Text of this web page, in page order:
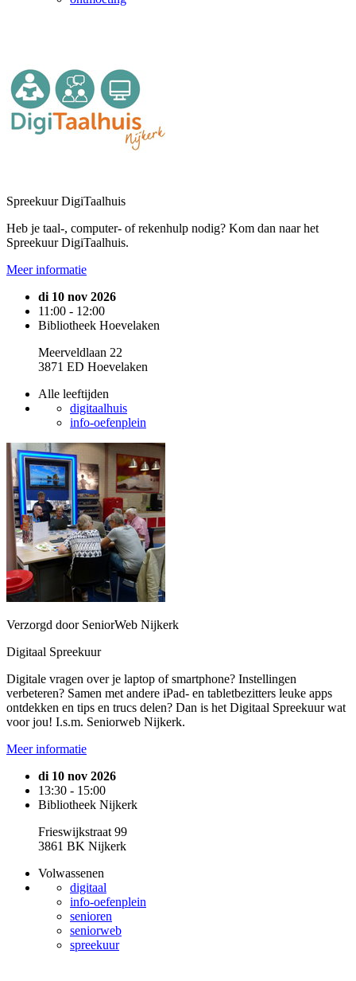
Spreekuur DigiTaalhuis
Heb je taal-, computer- of rekenhulp nodig? Kom dan naar het
Spreekuur DigiTaalhuis.
Meer informatie
di 10 nov 2026
11:00 - 12:00
Bibliotheek Hoevelaken
Meerveldlaan 22
3871 ED Hoevelaken
Alle leeftijden
digitaalhuis
info-oefenplein
Verzorgd door SeniorWeb Nijkerk
Digitaal Spreekuur
Digitale vragen over je laptop of smartphone? Instellingen
verbeteren? Samen met andere iPad- en tabletbezitters leuke apps
ontdekken en tips en trucs delen? Dan is het Digitaal Spreekuur wat
voor jou! I.s.m. Seniorweb Nijkerk.
Meer informatie
di 10 nov 2026
13:30 - 15:00
Bibliotheek Nijkerk
Frieswijkstraat 99
3861 BK Nijkerk
Volwassenen
digitaal
info-oefenplein
senioren
seniorweb
spreekuur